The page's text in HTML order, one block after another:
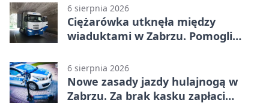
6 sierpnia 2026
Ciężarówka utknęła między
wiaduktami w Zabrzu. Pomogli
6 sierpnia 2026
Nowe zasady jazdy hulajnogą w
Zabrzu. Za brak kasku zapłaci